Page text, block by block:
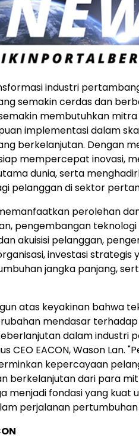
industri
semakin cerdas dan
membutuhkan
implementasi dalam
berkelanjutan. Dengan
siap mempercepat inovasi,
dunia, serta
pelanggan di sektor
perolehan
pengembangan teknologi
akuisisi pelanggan,
investasi strategis
jangka panjang,
atas keyakinan bahwa
mendasar
dalam industri
CEO EACON, Wason Lan.
kepercayaan
berkelanjutan dari para
menjadi fondasi yang kuat
perjalanan pertumbuhan